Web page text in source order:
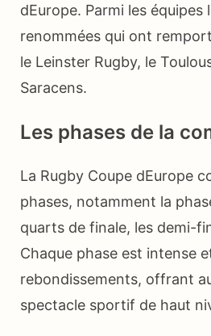
dEurope. Parmi les équipes
renommées qui ont
le Leinster Rugby, le
Saracens.
Les phases de la
La Rugby Coupe dEurope
phases, notamment la
quarts de finale, les demi-
Chaque phase est intense
rebondissements, offrant
spectacle sportif de haut